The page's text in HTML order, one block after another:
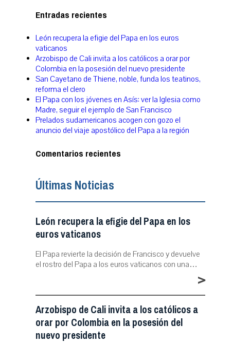
Entradas recientes
León recupera la efigie del Papa en los euros
vaticanos
Arzobispo de Cali invita a los católicos a orar por
Colombia en la posesión del nuevo presidente
San Cayetano de Thiene, noble, funda los teatinos,
reforma el clero
El Papa con los jóvenes en Asís: ver la Iglesia como
Madre, seguir el ejemplo de San Francisco
Prelados sudamericanos acogen con gozo el
anuncio del viaje apostólico del Papa a la región
Comentarios recientes
Últimas Noticias
León recupera la efigie del Papa en los
euros vaticanos
El Papa revierte la decisión de Francisco y devuelve
el rostro del Papa a los euros vaticanos con una…
>
Arzobispo de Cali invita a los católicos a
orar por Colombia en la posesión del
nuevo presidente